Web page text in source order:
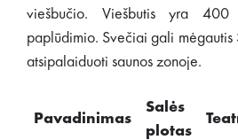
viešbučio. Viešbutis yra 400
paplūdimio. Svečiai gali mėgautis
atsipalaiduoti saunos zonoje.
Pavadinimas
Salės
plotas